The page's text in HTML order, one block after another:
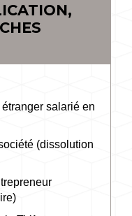
salarié en
(dissolution